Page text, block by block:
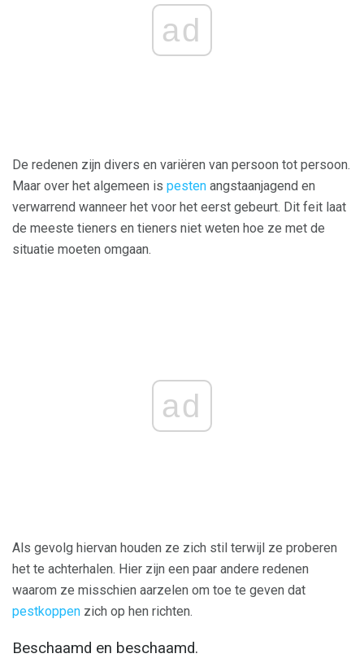
ad
De redenen zijn divers en variëren van persoon tot persoon.
Maar over het algemeen is pesten angstaanjagend en
verwarrend wanneer het voor het eerst gebeurt. Dit feit laat
de meeste tieners en tieners niet weten hoe ze met de
situatie moeten omgaan.
ad
Als gevolg hiervan houden ze zich stil terwijl ze proberen
het te achterhalen. Hier zijn een paar andere redenen
waarom ze misschien aarzelen om toe te geven dat
pestkoppen zich op hen richten.
Beschaamd en beschaamd.